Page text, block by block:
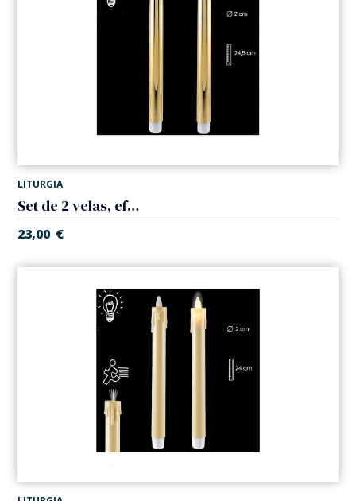
LITURGIA
Set de 2 velas, efecto oro. Pilas
23,00 €